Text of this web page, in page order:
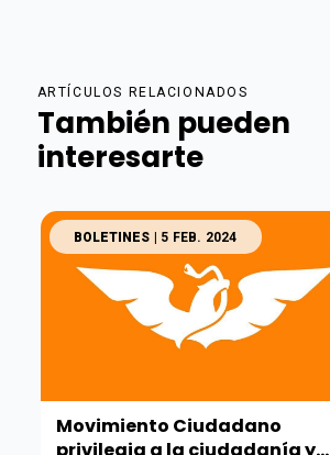
ARTÍCULOS RELACIONADOS
También pueden
interesarte
BOLETINES | 5 FEB. 2024
Movimiento Ciudadano
privilegia a la ciudadanía y...